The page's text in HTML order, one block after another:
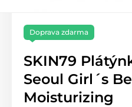
Doprava zdarma
SKIN79
Seoul Girl´s
Moisturizing